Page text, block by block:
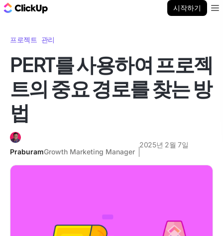
시작하기
프로젝트 관리
PERT를 사용하여 프로젝
트의 중요 경로를 찾는 방
법
PraburamGrowth Marketing Manager
2025년 2월 7일